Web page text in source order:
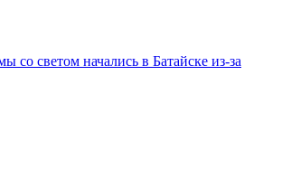
со светом начались в Батайске из-за